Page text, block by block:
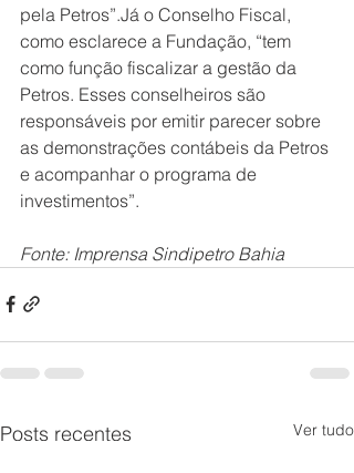
pela Petros”.Já o Conselho Fiscal,
como esclarece a Fundação, “tem
como função fiscalizar a gestão da
Petros. Esses conselheiros são
responsáveis por emitir parecer sobre
as demonstrações contábeis da Petros
e acompanhar o programa de
investimentos”.
Fonte: Imprensa Sindipetro Bahia
Posts recentes Ver tudo